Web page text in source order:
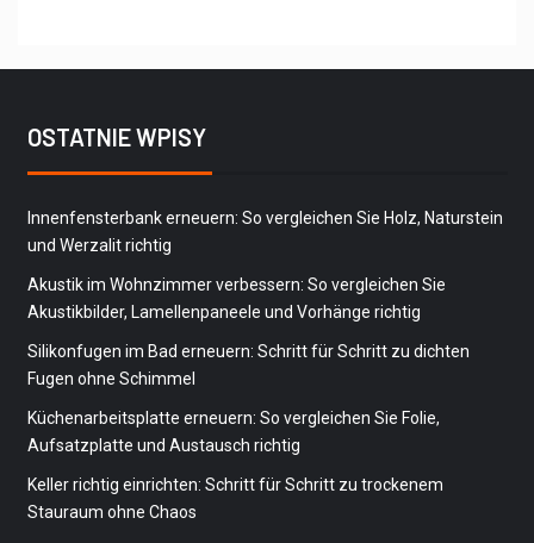
OSTATNIE WPISY
Innenfensterbank erneuern: So vergleichen Sie Holz, Naturstein
und Werzalit richtig
Akustik im Wohnzimmer verbessern: So vergleichen Sie
Akustikbilder, Lamellenpaneele und Vorhänge richtig
Silikonfugen im Bad erneuern: Schritt für Schritt zu dichten
Fugen ohne Schimmel
Küchenarbeitsplatte erneuern: So vergleichen Sie Folie,
Aufsatzplatte und Austausch richtig
Keller richtig einrichten: Schritt für Schritt zu trockenem
Stauraum ohne Chaos